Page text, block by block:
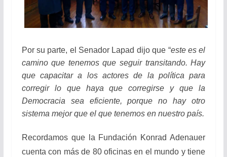
Por su parte, el Senador Lapad dijo que “este es el
camino que tenemos que seguir transitando. Hay
que capacitar a los actores de la política para
corregir lo que haya que corregirse y que la
Democracia sea eficiente, porque no hay otro
sistema mejor que el que tenemos en nuestro país.
Recordamos que la Fundación Konrad Adenauer
cuenta con más de 80 oficinas en el mundo y tiene